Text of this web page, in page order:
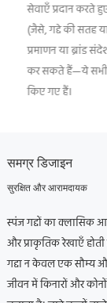
सेवाएँ प्रदान करते
(जैसे, गद्दे की सतह
प्रमाणन या ब्रांड
कर सकते हैं—ये सभी
किए गए हैं।
समग्र डिजाइन
सुरक्षित और आरामदायक
स्पंज गद्दों का क्लासिक
और प्राकृतिक रेखाएँ
गद्दा न केवल एक सौम्य
जीवन में किनारों और